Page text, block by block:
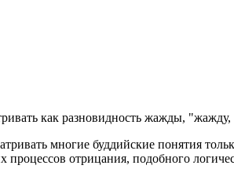
как разновидность жажды,
многие буддийские понятия
отрицания, подобного